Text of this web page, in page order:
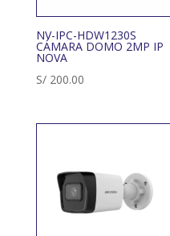
NV-IPC-HDW1230S
CÁMARA DOMO 2MP IP
NOVA
S/200.00